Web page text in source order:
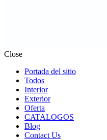
Close
Portada del sitio
Todos
Interior
Exterior
Oferta
CATALOGOS
Blog
Contact Us